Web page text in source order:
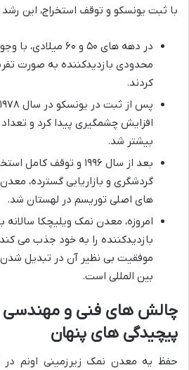
با ثبت یونسکو و توقف استخراج، این
در دهه های ۵۰ و ۶۰
محدودی بازدیدکننده به صورت
کردند.
افزایش چشمگیری پیدا کرد و تعداد
بیشتر شد.
گردشگری و بازاریابی گسترده،
های اصلی توریسم در لهستان شد.
بازدیدکننده را به خود جذب می
موفقیت بی نظیر آن در تبدیل
بین المللی است.
چالش های فنی و
پیچیدگی های پنهان
حفظ یه معدن نمک زیرزمینی اونم در